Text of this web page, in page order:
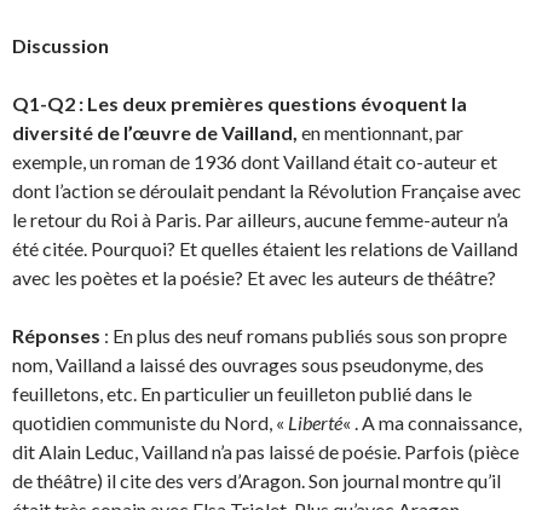
Discussion
Q1-Q2 : Les deux premières questions évoquent la
diversité de l’œuvre de Vailland, en mentionnant, par
exemple, un roman de 1936 dont Vailland était co-auteur et
dont l’action se déroulait pendant la Révolution Française avec
le retour du Roi à Paris. Par ailleurs, aucune femme-auteur n’a
été citée. Pourquoi? Et quelles étaient les relations de Vailland
avec les poètes et la poésie? Et avec les auteurs de théâtre?
Réponses : En plus des neuf romans publiés sous son propre
nom, Vailland a laissé des ouvrages sous pseudonyme, des
feuilletons, etc. En particulier un feuilleton publié dans le
quotidien communiste du Nord, « Liberté« . A ma connaissance,
dit Alain Leduc, Vailland n’a pas laissé de poésie. Parfois (pièce
de théâtre) il cite des vers d’Aragon. Son journal montre qu’il